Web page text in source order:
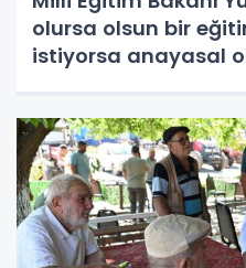
olursa olsun bir
istiyorsa anayasal